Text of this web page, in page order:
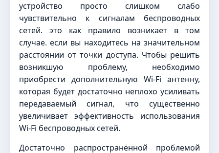
устройство просто слишком слабо
чувствительно к сигналам беспроводных
сетей. это как правило возникает в том
случае. если вы находитесь на значительном
расстоянии от точки доступа. Чтобы решить
возникшую проблему, необходимо
приобрести дополнительную Wi-Fi антенну,
которая будет достаточно неплохо усиливать
передаваемый сигнал, что существенно
увеличивает эффективность использования
Wi-Fi беспроводных сетей.
Достаточно распространённой проблемой